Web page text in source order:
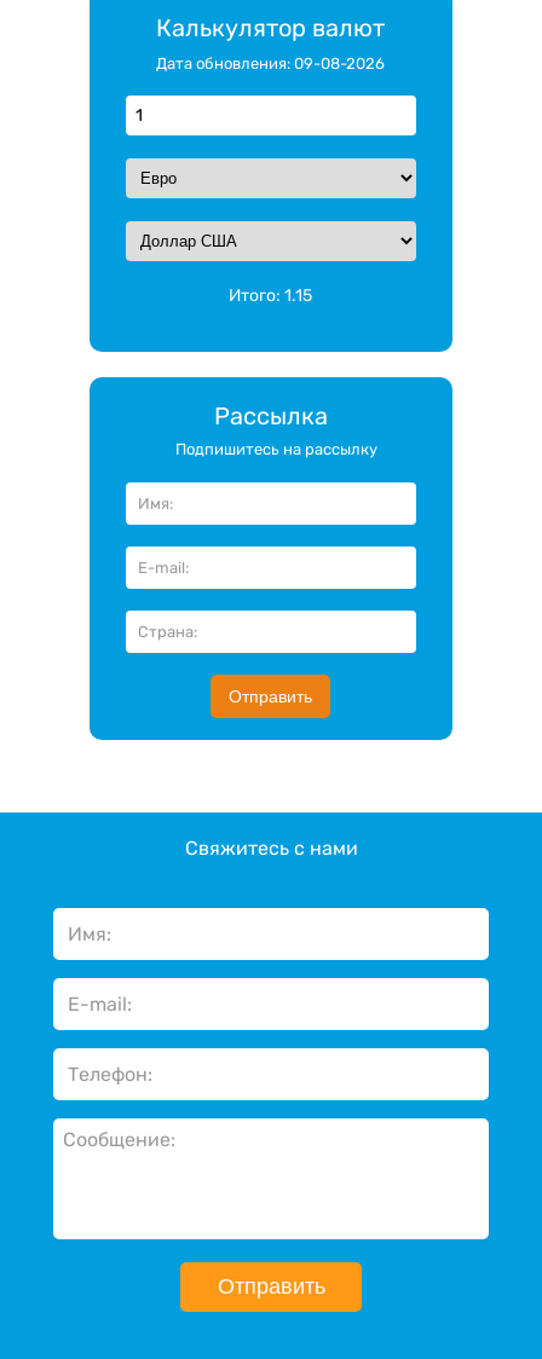
Калькулятор валют
Дата обновления: 09-08-2026
Итого:1.15
Рассылка
Подпишитесь на рассылку
Отправить
Свяжитесь с нами
Отправить